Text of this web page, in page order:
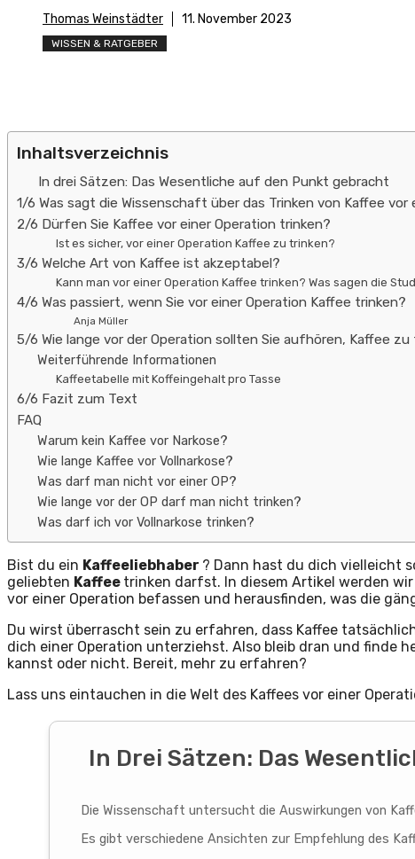
Thomas Weinstädter 11. November 2023
WISSEN & RATGEBER
Inhaltsverzeichnis
In drei Sätzen: Das Wesentliche auf den Punkt gebracht
1/6 Was sagt die Wissenschaft über das Trinken von Kaffee vor
2/6 Dürfen Sie Kaffee vor einer Operation trinken?
Ist es sicher, vor einer Operation Kaffee zu trinken?
3/6 Welche Art von Kaffee ist akzeptabel?
Kann man vor einer Operation Kaffee trinken? Was sagen die
4/6 Was passiert, wenn Sie vor einer Operation Kaffee trinken?
Anja Müller
5/6 Wie lange vor der Operation sollten Sie aufhören, Kaffee zu
Weiterführende Informationen
Kaffeetabelle mit Koffeingehalt pro Tasse
6/6 Fazit zum Text
FAQ
Warum kein Kaffee vor Narkose?
Wie lange Kaffee vor Vollnarkose?
Was darf man nicht vor einer OP?
Wie lange vor der OP darf man nicht trinken?
Was darf ich vor Vollnarkose trinken?
Bist du ein Kaffeeliebhaber ? Dann hast du dich vielleicht
geliebten Kaffee trinken darfst. In diesem Artikel werden
vor einer Operation befassen und herausfinden, was die
Du wirst überrascht sein zu erfahren, dass Kaffee
dich einer Operation unterziehst. Also bleib dran und finde
kannst oder nicht. Bereit, mehr zu erfahren?
Lass uns eintauchen in die Welt des Kaffees vor einer
In Drei Sätzen: Das
Die Wissenschaft untersucht die Auswirkungen von
Es gibt verschiedene Ansichten zur Empfehlung des